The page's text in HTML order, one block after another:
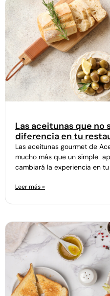
Las aceitunas que no
diferencia en tu
Las aceitunas gourmet de
mucho más que un simple
cambiará la experiencia en
Leer más »